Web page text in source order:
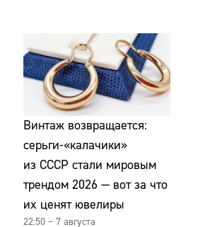
Винтаж возвращается:
серьги-«калачики»
из СССР стали мировым
трендом 2026 — вот за что
их ценят ювелиры
22:50 – 7 августа